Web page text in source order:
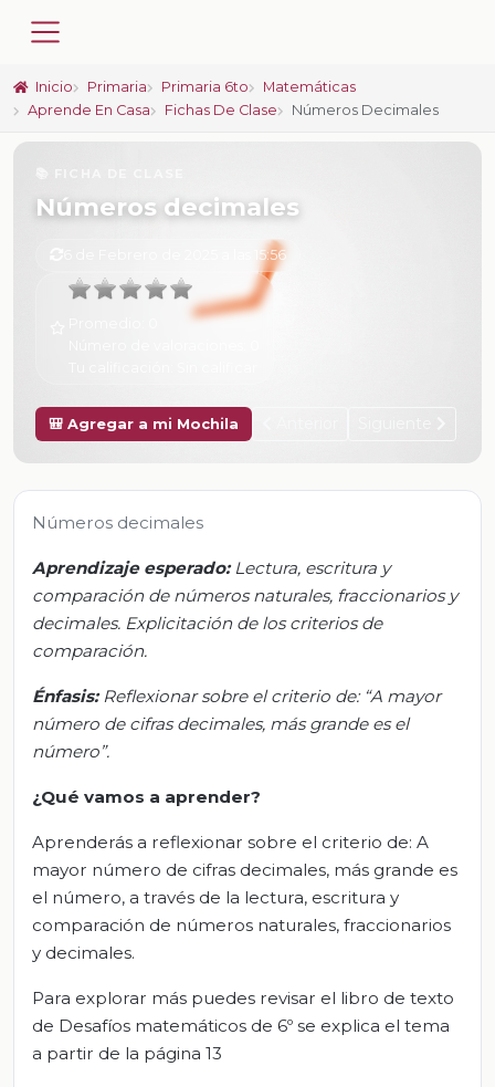
Inicio Primaria Primaria 6to
Matemáticas
Aprende En Casa
Fichas De Clase Números Decimales
Números decimales
6 de Febrero de 2025 a las 15:56
🎒 Agregar a mi Mochila
Números decimales
Aprendizaje esperado:Lectura, escritura y
comparación de números naturales, fraccionarios y
decimales. Explicitación de los criterios de
comparación.
Énfasis:Reflexionar sobre el criterio de: “A mayor
número de cifras decimales, más grande es el
número”.
¿Qué vamos a aprender?
Aprenderás a reflexionar sobre el criterio de: A
mayor número de cifras decimales, más grande es
el número, a través de la lectura, escritura y
comparación de números naturales, fraccionarios
y decimales.
Para explorar más puedes revisar el libro de texto
de Desafíos matemáticos de 6º se explica el tema
a partir de la página 13